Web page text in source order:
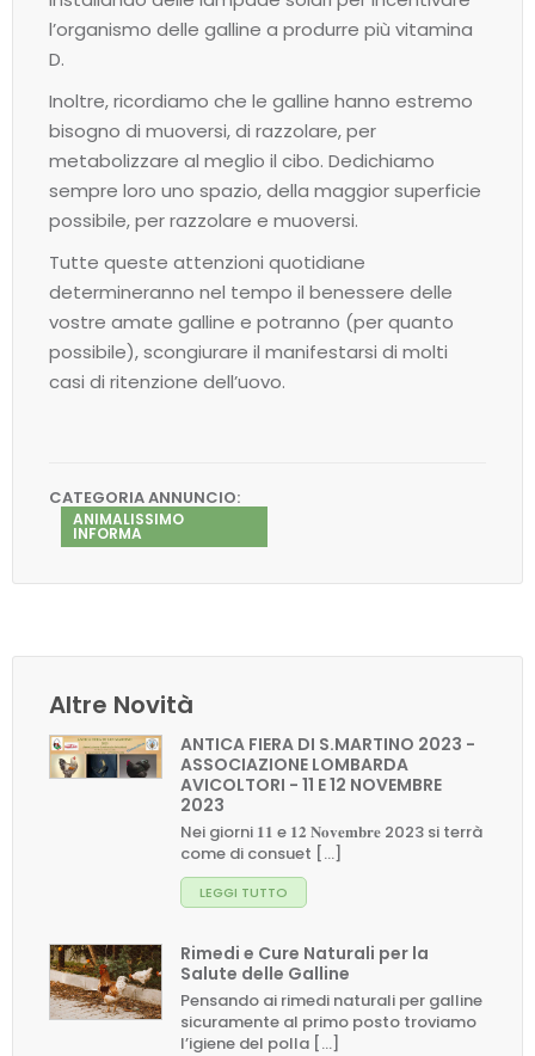
l’organismo delle galline a produrre più vitamina
D.
Inoltre, ricordiamo che le galline hanno estremo
bisogno di muoversi, di razzolare, per
metabolizzare al meglio il cibo. Dedichiamo
sempre loro uno spazio, della maggior superficie
possibile, per razzolare e muoversi.
Tutte queste attenzioni quotidiane
determineranno nel tempo il benessere delle
vostre amate galline e potranno (per quanto
possibile), scongiurare il manifestarsi di molti
casi di ritenzione dell’uovo.
CATEGORIA ANNUNCIO:
ANIMALISSIMO
INFORMA
Altre Novità
ANTICA FIERA DI S.MARTINO 2023 -
ASSOCIAZIONE LOMBARDA
AVICOLTORI - 11 E 12 NOVEMBRE
2023
Nei giorni 𝟏𝟏 e 𝟏𝟐 𝐍𝐨𝐯𝐞𝐦𝐛𝐫𝐞 2023 si terrà
come di consuet [...]
LEGGI TUTTO
Rimedi e Cure Naturali per la
Salute delle Galline
Pensando ai rimedi naturali per galline
sicuramente al primo posto troviamo
l’igiene del polla [...]